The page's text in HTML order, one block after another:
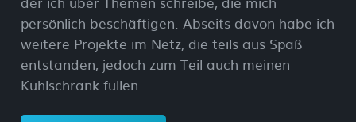
persönlich beschäftigen. Abseits davon habe ich
weitere Projekte im Netz, die teils aus Spaß
entstanden, jedoch zum Teil auch meinen
Kühlschrank füllen.